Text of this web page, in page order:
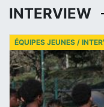
INTERVIEW
ÉQUIPES JEUNES /